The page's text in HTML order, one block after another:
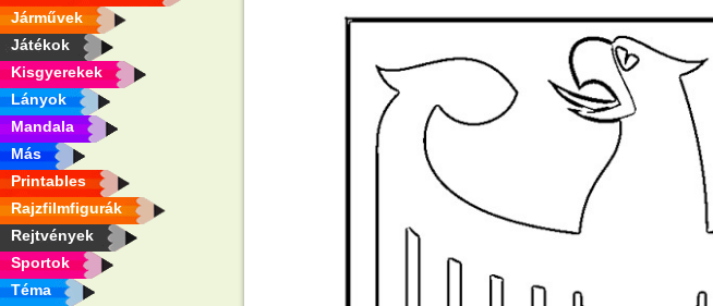
Járművek
Játékok
Kisgyerekek
Lányok
Mandala
Más
Printables
Rajzfilmfigurák
Rejtvények
Sportok
Téma